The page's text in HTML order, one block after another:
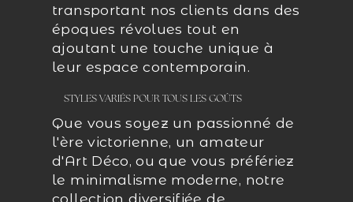
transportant nos clients dans des
époques révolues tout en
ajoutant une touche unique à
leur espace contemporain.
STYLES VARIÉS POUR TOUS LES GOÛTS
Que vous soyez un passionné de
l'ère victorienne, un amateur
d'Art Déco, ou que vous préfériez
le minimalisme moderne, notre
collection diversifiée de